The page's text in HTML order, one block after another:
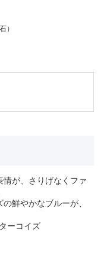
）
情が、さりげなくファ
鮮やかなブルーが、
ーコイズ